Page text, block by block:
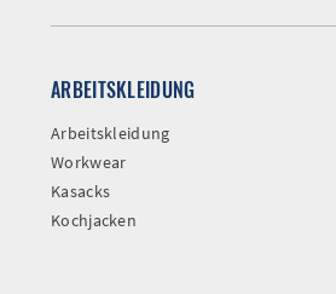
ARBEITSKLEIDUNG
Arbeitskleidung
Workwear
Kasacks
Kochjacken